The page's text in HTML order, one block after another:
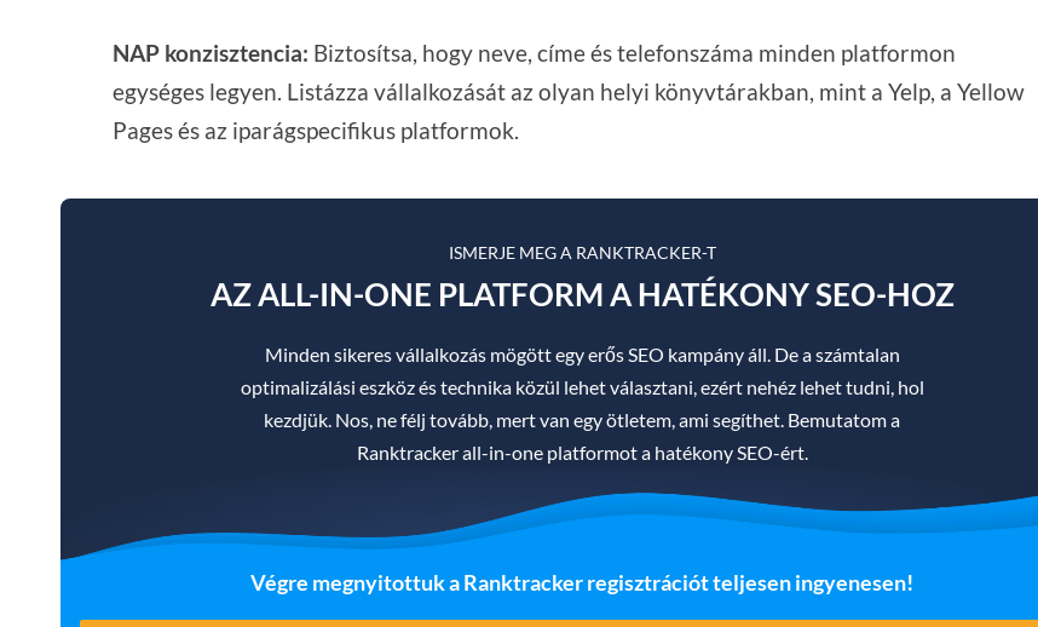
NAP konzisztencia: Biztosítsa, hogy neve, címe és telefonszáma minden platformon
egységes legyen. Listázza vállalkozását az olyan helyi könyvtárakban, mint a Yelp, a Yellow
Pages és az iparágspecifikus platformok.
ISMERJE MEG A RANKTRACKER-T
AZ ALL-IN-ONE PLATFORM A HATÉKONY SEO-HOZ
Minden sikeres vállalkozás mögött egy erős SEO kampány áll. De a számtalan
optimalizálási eszköz és technika közül lehet választani, ezért nehéz lehet tudni, hol
kezdjük. Nos, ne félj tovább, mert van egy ötletem, ami segíthet. Bemutatom a
Ranktracker all-in-one platformot a hatékony SEO-ért.
Végre megnyitottuk a Ranktracker regisztrációt teljesen ingyenesen!